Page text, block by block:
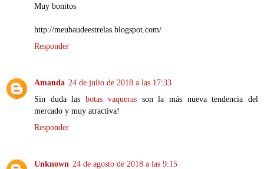
Muy bonitos
http://meubaudeestrelas.blogspot.com/
Responder
Amanda 24 de julio de 2018 a las 17:33
Sin duda lasbotas vaquerasson la más nueva tendencia del
mercado y muy atractiva!
Responder
Unknown 24 de agosto de 2018 a las 9:15